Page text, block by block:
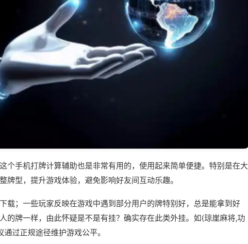
个手机打牌计算辅助也是非常有用的，使用起来简单便捷。特别是在大
牌型，提升游戏体验，避免影响好友间互动乐趣。
载；一些玩家反映在游戏中遇到部分用户的牌特别好，总是能拿到好
的牌一样，由此怀疑是不是有挂？确实存在此类外挂。如(琼崖麻将,功
过正规途径维护游戏公平。